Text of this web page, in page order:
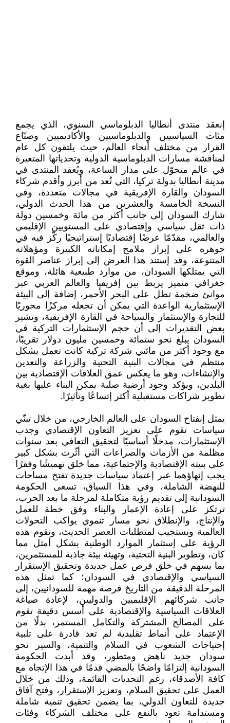
إنعقد منتدى أنطاليا الدبلوماسي السنوي، الذي يجمع
مئات السياسيين والدبلوماسيين والأكاديميين وصنّاع
القرار من مختلف أنحاء العالم، حيث يلتقون كل عام
لمناقشة مسارات الدبلوماسية الدولية وتحدياتها المتغيرة
في عالم متحوّل على مدار الساعة، ويُعقد المنتدى في
مدينة أنطاليا بدولة تركيا، التي تُعد من أبرز وأقدم شركاء
السودان والقارة الإفريقية في مجالات متعددة، وفي
النسخة الخامسة والعشرين من هذا الحدث الدولي،
شارك السودان إلى جانب أكثر من مائة وخمسين دولة
ذات ثقل سياسي وإقتصادي على المستويين الإقليمي
والعالمي، مقدّمًا عرضًا إقتصاديًا إستراتيجيًا ركّز فيه في
جوهره على إبراز ملامح إمكاناته الكبيرة ومؤهلاته
المتنوعة، وقد إستند هذا العرض إلى إبراز عناصر القوة
التي يمتلكها السودان، من موارد طبيعية هائلة، وموقع
جغرافي متميز يربط بين إفريقيا والعالم العربي عبر
موانئ ضخمة تطل على البحر الأحمر، إضافة إلى البيئة
الإستثمارية الواعدة التي يمكن أن تجعله مركزًا محوريًا
للتجارة والإستثمار والسياحة في القارة الإفريقية، وتشير
بعض التقديرات إلى أن حجم الإستثمارات التركية في
السودان يبلغ نحو ستمائة وخمسين مليون دولار تقريبًا،
مع وجود أكثر من مائتي شركة تركية كانت تعمل بشكل
منتظم في مجالات البنية التحتية والزراعة والتعدين
والإنشاءات، وهو ما يعكس عمق العلاقات الإقتصادية بين
البلدين، ويؤكد وجود أرضية صلبة يمكن البناء عليها بغية
تطوير شراكات مستقبلية أكثر إتساعًا وتأثيرًا.
يمثل إنفتاح السودان على العالم الخارجي، من خلال تبنّي
سياسات تقوم على تعزيز التعاون الإقتصادي وجذب
الإستثمارات، مدخلًا أساسيًا لتحقيق التعافي بعد سنوات
مظلمة من الأزمات والصراعات التي أثّرت بشكل كبير
على بنيته الإقتصادية والإجتماعية، مما خلق تهميشًا وفقرًا
يجب إنهاؤهما عبر إعتماد سياسات جديدة تفتح مساحات
للنهضة الشاملة، وفي هذا السياق، تسعى الحكومة
السودانية إلى تقديم رؤية متكاملة لمرحلة ما بعد الحرب،
ترتكز على إعادة الإعمار والبناء وفق خطة للعمل
والإنتاج، والإنطلاق نحو مسار تنموي يواكب التحولات
العالمية ويستجيب لمتطلبات العصر الحديث، وتقوم هذه
الرؤية على إستثمار الموارد الوطنية بشكل أمثل مما
كان، وتطوير البنية التحتية، وتهيئة بيئة جاذبة للمستثمرين،
بما يسهم في خلق فرص عمل جديدة وتحقيق الإستقرار
السياسي والإقتصادي في السودان؛ كما تمثل هذه
المرحلة الدقيقة من التاريخ فرصة مهمة للسودانيين، إلى
جانب شركائهم الإقليميين والدوليين، لإعادة صياغة
العلاقات السياسية والإقتصادية على أسس دقيقة تقوم
على المصالح المشتركة والتكامل المستمر، بدلًا من
الإعتماد على أنماط تقليدية لم تعد قادرة على تلبية
إحتياجات الشعوب في السلام والتنمية، والسير نحو
سودان جديد ناهض ومتطور، وقد أبدت الحكومة
السودانية إلتزامًا واضحًا بالمضي قدمًا في هذا الإتجاه مع
كافة الأصدقاء، رغم التحديات القائمة، وذلك من خلال
العمل على تحقيق السلام، وتعزيز الإستقرار، وفتح آفاق
جديدة للتعاون الدولي، بما يضمن تحقيق تنمية شاملة
ومستدامة تعود بالنفع على مختلف الشركاء وفئات